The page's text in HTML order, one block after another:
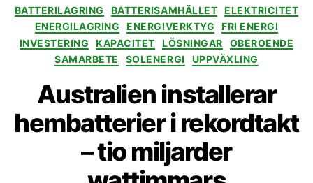
Kategorier
BATTERILAGRING BATTERISAMHÄLLET ELEKTRICITET
ENERGILAGRING
ENERGIVERKTYG
FRI ENERGI
INVESTERING
KAPACITET LÖSNINGAR
OBEROENDE
SAMARBETE
SOLENERGI UPPVÄXLING
Australien installerar
hembatterier i rekordtakt
– tio miljarder